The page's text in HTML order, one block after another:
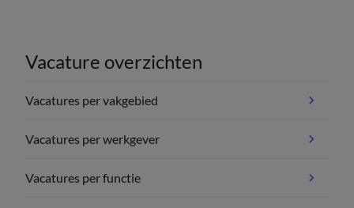
Vacature overzichten
Vacatures per vakgebied
Vacatures per werkgever
Vacatures per functie